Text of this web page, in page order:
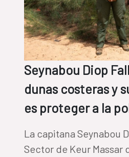
Seynabou Diop
dunas costeras y
es proteger a la
La capitana Seynabou
Sector de Keur Massar